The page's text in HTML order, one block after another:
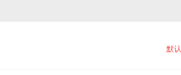
默认